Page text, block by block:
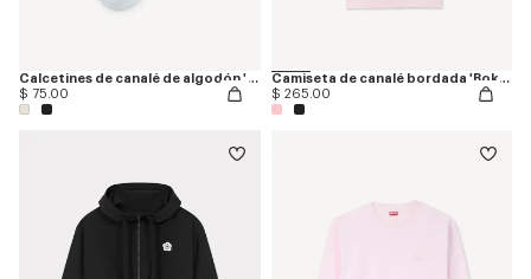
Calcetines de canalé de algodón 'Boke Flower 2.0'
$ 75.00
Camiseta de canalé bordada 'Boke Flower 2.0'
$ 265.00